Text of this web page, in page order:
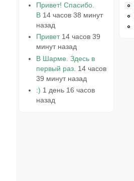
Привет! Спасибо.
В 14 часов 38 минут
назад
Привет 14 часов 39
минут назад
В Шарме. Здесь в
первый раз. 14 часов
39 минут назад
:) 1 день 16 часов
назад